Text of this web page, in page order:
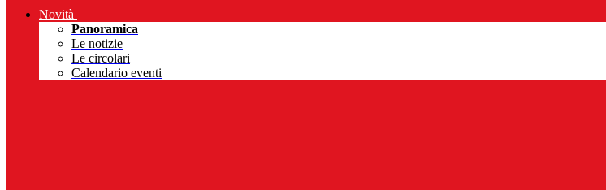
Novità
Panoramica
Le notizie
Le circolari
Calendario eventi